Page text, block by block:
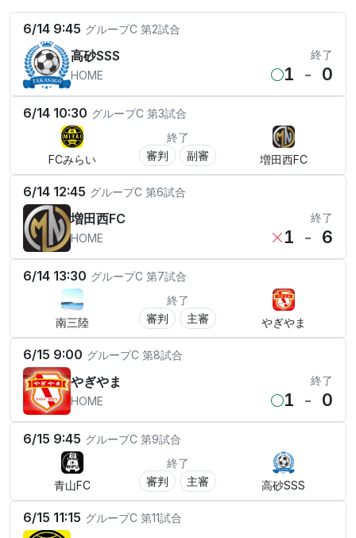
6/14 9:45 グループC 第2試合
高砂SSS
HOME
終了
1 - 0
6/14 10:30 グループC 第3試合
FCみらい
終了
審判
副審 増田西FC
6/14 12:45 グループC 第6試合
増田西FC
HOME
終了
1 - 6
6/14 13:30 グループC 第7試合
南三陸
終了
審判
主審 やぎやま
6/15 9:00 グループC 第8試合
やぎやま
HOME
終了
1 - 0
6/15 9:45 グループC 第9試合
青山FC
終了
審判
主審 高砂SSS
6/15 11:15 グループC 第11試合